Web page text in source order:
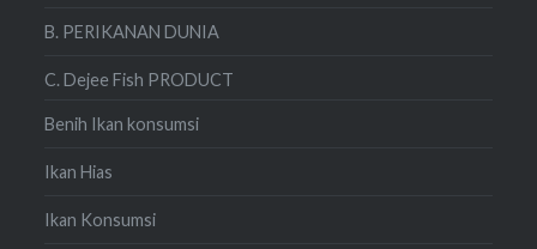
B. PERIKANAN DUNIA
C. Dejee Fish PRODUCT
Benih Ikan konsumsi
Ikan Hias
Ikan Konsumsi